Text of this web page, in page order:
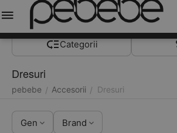
Categorii
Dresuri
pebebe / Accesorii / Dresuri
Gen Brand
Meniu Caută Cos